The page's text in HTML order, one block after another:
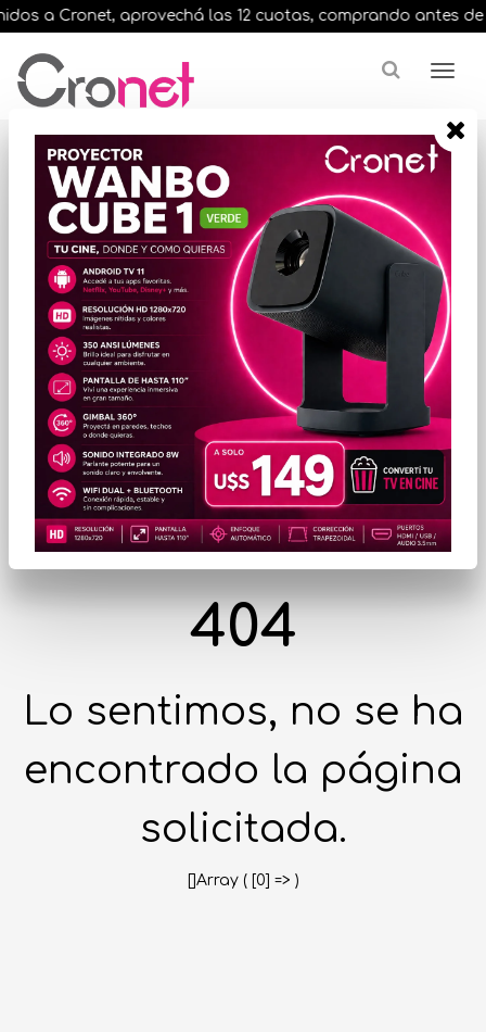
a Cronet, aprovechá las 12 cuotas, comprando antes de
404
Lo sentimos, no se ha
encontrado la página
solicitada.
[]Array ( [0] => )